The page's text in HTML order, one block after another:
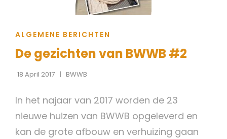
CAT
ALGEMENE BERICHTEN
De gezichten van BWWB #2
18 April 2017 BWWB
In het najaar van 2017 worden de 23
nieuwe huizen van BWWB opgeleverd en
kan de grote afbouw en verhuizing gaan